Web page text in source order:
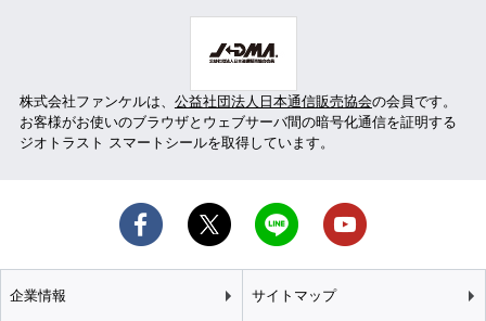
株式会社ファンケルは、 公益社団法人日本通信販売協会の会員です。
お客様がお使いのブラウザとウェブサーバ間の暗号化通信を証明する
ジオトラスト スマートシールを取得しています。
企業情報 サイトマップ